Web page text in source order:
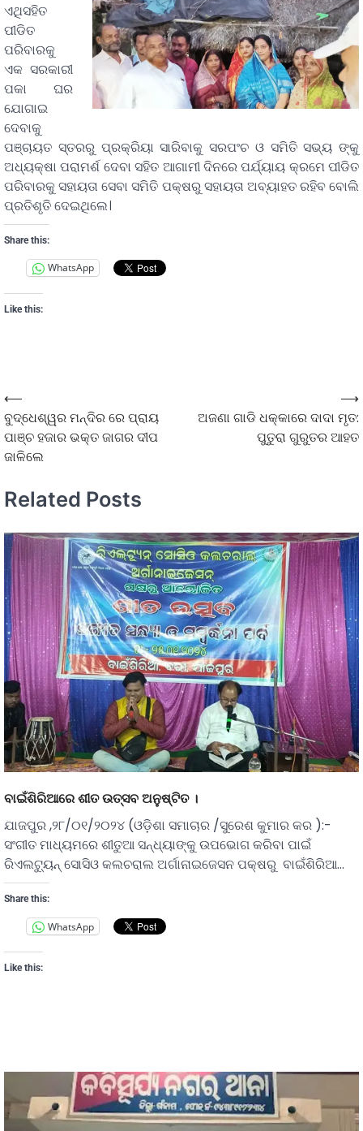
ଏଥିସହିତ
ପୀଡିତ
ପରିବାରକୁ
ଏକ ସରକାରୀ
ପକା ଘର
ଯୋଗାଇ
ଦେବାକୁ
ପଞ୍ଚାୟତ ସ୍ତରରୁ ପ୍ରକ୍ରିୟା ସାରିବାକୁ ସରପଂଚ ଓ ସମିତି ସଭ୍ୟ ଙ୍କୁ
ଅଧ୍ୟକ୍ଷା ପରାମର୍ଶ ଦେବା ସହିତ ଆଗାମୀ ଦିନରେ ପର୍ଯ୍ୟାୟ କ୍ରମେ ପୀଡିତ
ପରିବାରକୁ ସହାୟତା ସେବା ସମିତି ପକ୍ଷରୁ ସହାୟତା ଅବ୍ୟାହତ ରହିବ ବୋଲି
ପ୍ରତିଶୃତି ଦେଇଥିଲେ।
Share this:
WhatsApp
Like this:
⟵
ବୁଦ୍ଧେଶ୍ୱର ମନ୍ଦିର ରେ ପ୍ରାୟ
ପାଞ୍ଚ ହଜାର ଭକ୍ତ ଜାଗର ଦୀପ
ଜାଳିଲେ
ଅଜଣା ଗାଡି ଧକ୍କାରେ ଦାଦା ମୃତ:
ପୁତୁରା ଗୁରୁତର ଆହତ
⟶
Related Posts
ବାଇଁଶିରିଆରେ ଶୀତ ଉତ୍ସବ ଅନୁଷ୍ଟିତ ।
ଯାଜପୁର ,୨୮/୦୧/୨୦୨୪ (ଓଡ଼ିଶା ସମାଚାର /ସୁରେଶ କୁମାର କର ):-
ସଂଗୀତ ମାଧ୍ୟମରେ ଶୀତୁଆ ସନ୍ଧ୍ୟାଙ୍କୁ ଉପଭୋଗ କରିବା ପାଇଁ
ରିଏଲଟ୍ୟୁନ୍ ସୋସିଓ କଲଚରାଲ ଅର୍ଗାନାଇଜେସନ ପକ୍ଷରୁ ବାଇଁଶିରିଆ…
Share this:
WhatsApp
Like this: